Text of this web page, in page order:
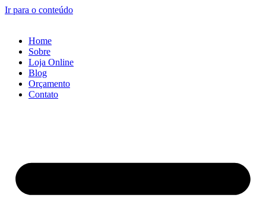
Ir para o conteúdo
Home
Sobre
Loja Online
Blog
Orçamento
Contato